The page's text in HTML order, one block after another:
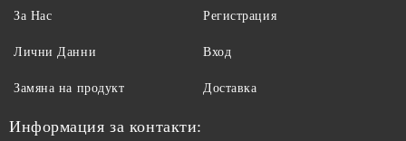
За Нас
Лични Данни
Замяна на продукт
Регистрация
Вход
Доставка
Информация за контакти: